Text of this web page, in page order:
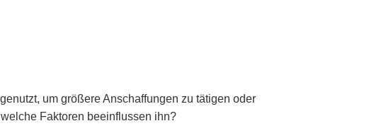
um größere Anschaffungen zu tätigen oder
Faktoren beeinflussen ihn?